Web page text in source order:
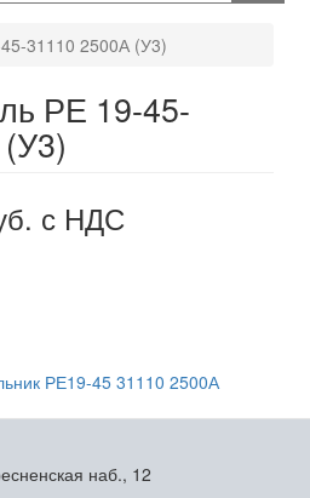
31110 2500А (У3)
РЕ 19-45-
с НДС
РЕ19-45 31110 2500А
наб., 12